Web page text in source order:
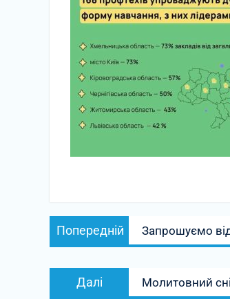
Навігація
записів
Попередній
запис:
Запрошуємо
Далі
запис:
Молитовний